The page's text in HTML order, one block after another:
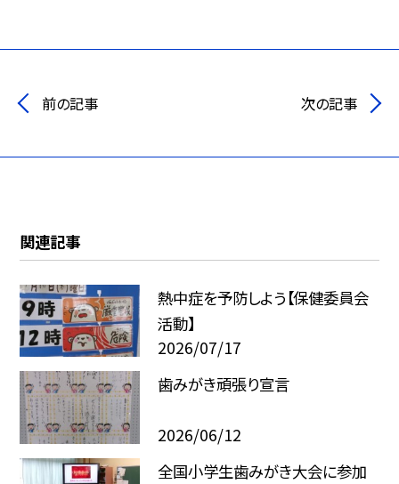
前の記事 次の記事
関連記事
熱中症を予防しよう【保健委員会
活動】
2026/07/17
歯みがき頑張り宣言
2026/06/12
全国小学生歯みがき大会に参加